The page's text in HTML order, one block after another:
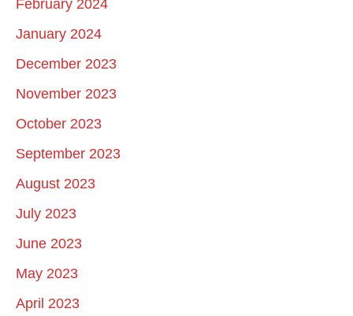
February 2024
January 2024
December 2023
November 2023
October 2023
September 2023
August 2023
July 2023
June 2023
May 2023
April 2023